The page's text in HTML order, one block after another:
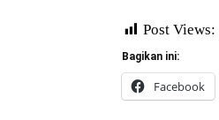
Post Views:
Bagikan ini:
Facebook